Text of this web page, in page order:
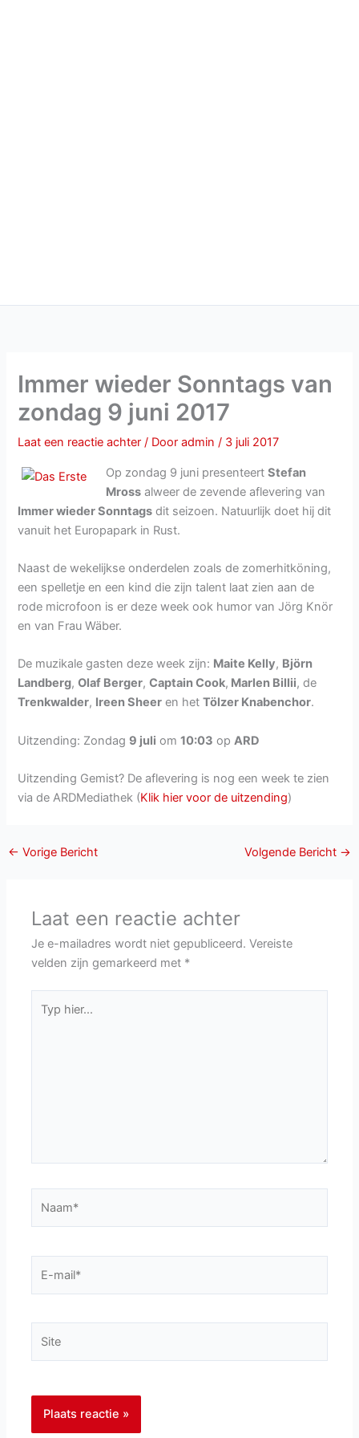
Immer wieder Sonntags van
zondag 9 juni 2017
Laat een reactie achter / Dooradmin/ 3 juli 2017
Op zondag 9 juni presenteertStefan
Mross alweer de zevende aflevering van
Immer wieder Sonntags dit seizoen. Natuurlijk doet hij dit
vanuit het Europapark in Rust.
Naast de wekelijkse onderdelen zoals de zomerhitköning,
een spelletje en een kind die zijn talent laat zien aan de
rode microfoon is er deze week ook humor van Jörg Knör
en van Frau Wäber.
De muzikale gasten deze week zijn: Maite Kelly, Björn
Landberg,Olaf Berger,Captain Cook, Marlen Billii, de
Trenkwalder, Ireen Sheer en hetTölzer Knabenchor.
Uitzending: Zondag 9 juli om10:03 opARD
Uitzending Gemist? De aflevering is nog een week te zien
via de ARDMediathek (Klik hier voor de uitzending)
← Vorige Bericht Volgende Bericht →
Laat een reactie achter
Je e-mailadres wordt niet gepubliceerd. Vereiste
velden zijn gemarkeerd met *
hier...
mail*